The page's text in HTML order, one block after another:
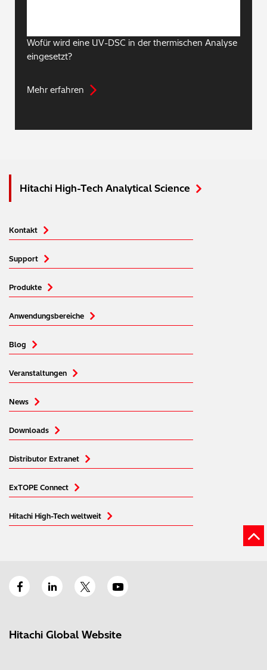
Wofür wird eine UV-DSC in der thermischen Analyse
eingesetzt?
Mehr erfahren
Hitachi High-Tech Analytical Science
Kontakt
Support
Produkte
Anwendungsbereiche
Blog
Veranstaltungen
News
Downloads
Distributor Extranet
ExTOPE Connect
Hitachi High-Tech weltweit
Hitachi Global Website